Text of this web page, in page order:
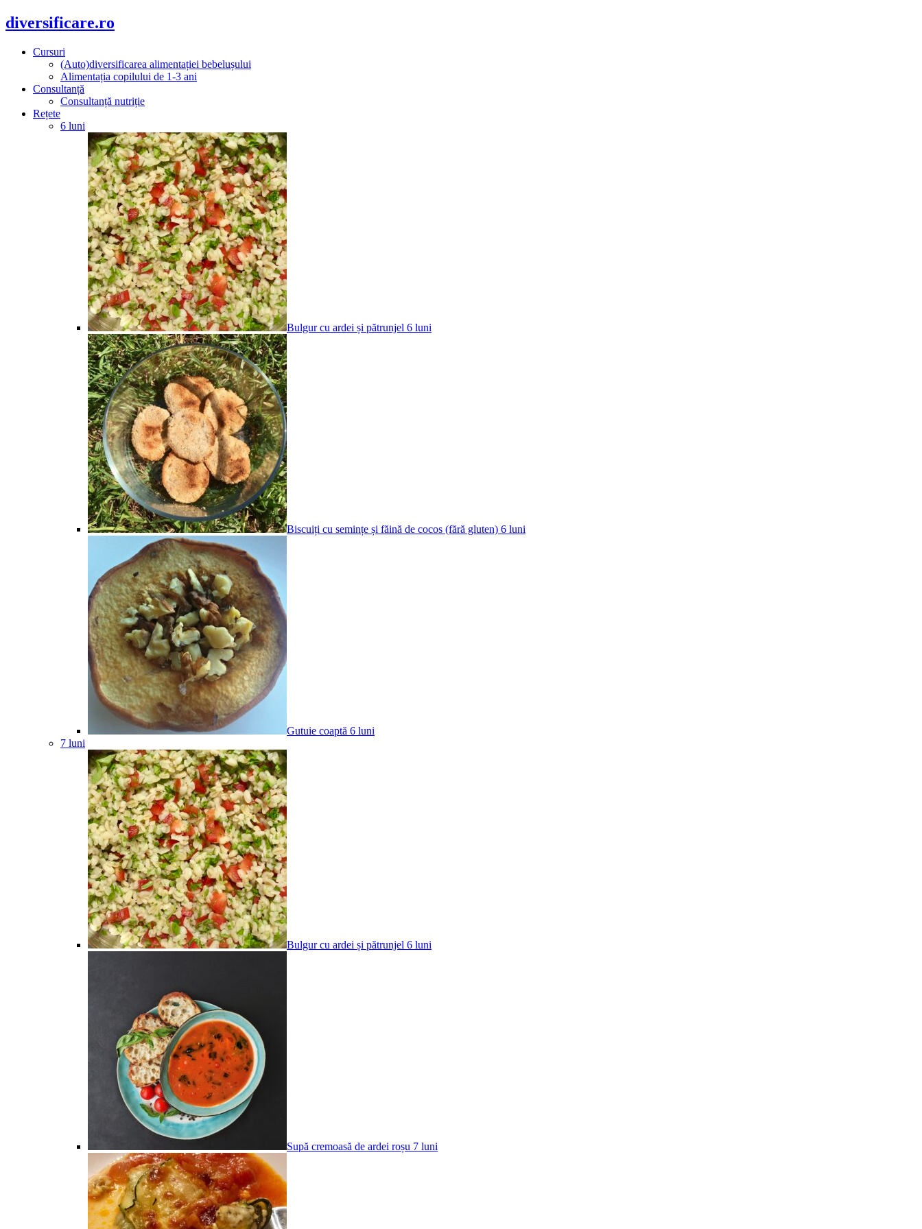
diversificare.ro
Cursuri
(Auto)diversificarea alimentației bebelușului
Alimentația copilului de 1-3 ani
Consultanță
Consultanță nutriție
Rețete
6 luni
Bulgur cu ardei și pătrunjel 6 luni
Biscuiți cu semințe și făină de cocos (fără gluten) 6 luni
Gutuie coaptă 6 luni
7 luni
Bulgur cu ardei și pătrunjel 6 luni
Supă cremoasă de ardei roșu 7 luni